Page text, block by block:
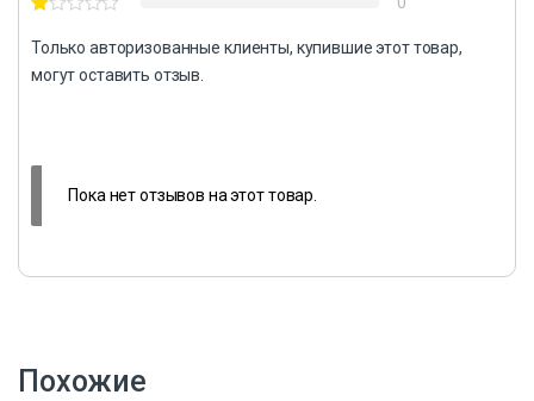
Только авторизованные клиенты, купившие этот товар,
могут оставить отзыв.
Пока нет отзывов на этот товар.
Похожие